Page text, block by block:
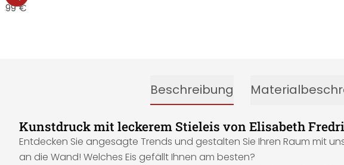
€
Beschreibung
Kunstdruck mit leckerem Stieleis von Elisabeth
Entdecken Sie angesagte Trends und gestalten Sie Ihren Raum mit
an die Wand! Welches Eis gefällt Ihnen am besten?